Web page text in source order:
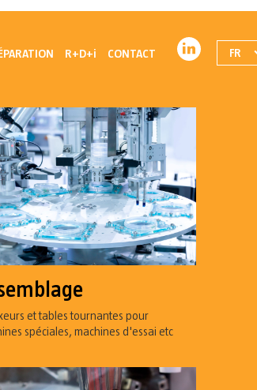
R+D+i CONTACT FR
et tables tournantes pour
spéciales, machines d'essai etc